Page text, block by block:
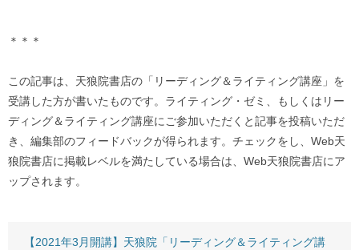
＊＊＊
この記事は、天狼院書店の「リーディング＆ライティング講座」を
受講した方が書いたものです。ライティング・ゼミ、もしくはリー
ディング＆ライティング講座にご参加いただくと記事を投稿いただ
き、編集部のフィードバックが得られます。チェックをし、Web天
狼院書店に掲載レベルを満たしている場合は、Web天狼院書店にア
ップされます。
【2021年3月開講】天狼院「リーディング＆ライティング講